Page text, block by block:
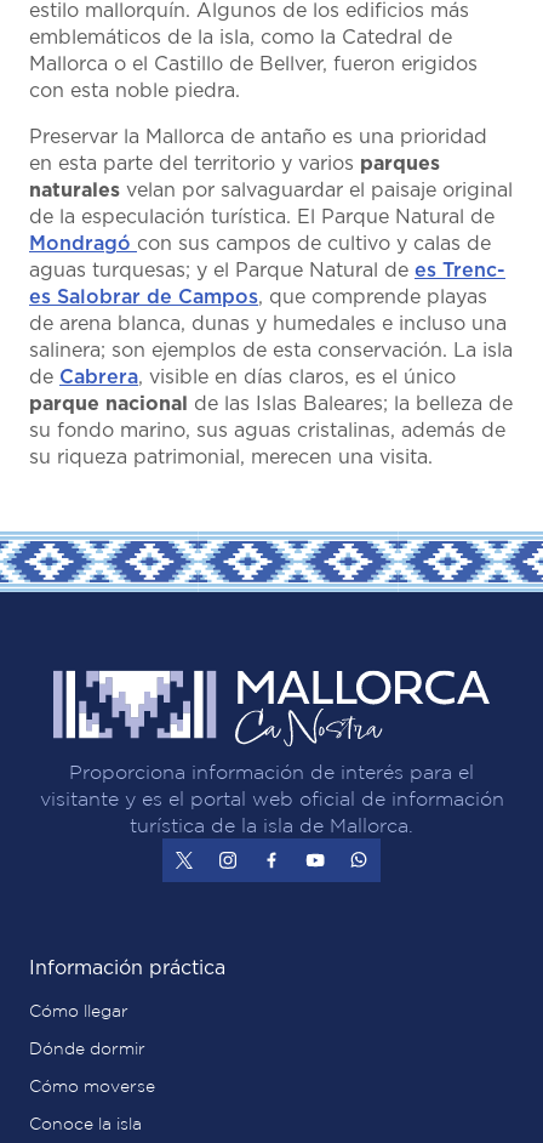
estilo mallorquín. Algunos de los edificios más
emblemáticos de la isla, como la Catedral de
Mallorca o el Castillo de Bellver, fueron erigidos
con esta noble piedra.
Preservar la Mallorca de antaño es una prioridad
en esta parte del territorio y varios parques
naturales velan por salvaguardar el paisaje original
de la especulación turística. El Parque Natural de
Mondragó con sus campos de cultivo y calas de
aguas turquesas; y el Parque Natural de es Trenc-
es Salobrar de Campos, que comprende playas
de arena blanca, dunas y humedales e incluso una
salinera; son ejemplos de esta conservación. La isla
de Cabrera, visible en días claros, es el único
parque nacional de las Islas Baleares; la belleza de
su fondo marino, sus aguas cristalinas, además de
su riqueza patrimonial, merecen una visita.
Proporciona información de interés para el
visitante y es el portal web oficial de información
turística de la isla de Mallorca.
Información práctica
Cómo llegar
Dónde dormir
Cómo moverse
Conoce la isla